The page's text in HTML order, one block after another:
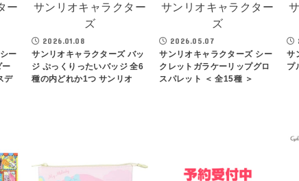
ー
ー
ー
デ
サンリオキャラクター
ズ
2026.01.08
サンリオキャラクターズ バッ
ジ ぷっくりったいバッジ 全6
種の内どれか1つ サンリオ
サンリオキャラクター
ズ
2026.05.07
サンリオキャラクターズ シー
クレットガラケーリップグロ
スパレット ＜ 全15種 ＞
サ
プ